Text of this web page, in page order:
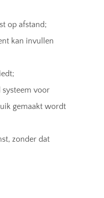
op afstand;
kan invullen
systeem voor
gemaakt wordt
zonder dat